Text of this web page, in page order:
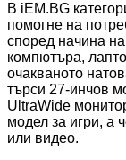
В iEM.BG
помогне на
според начина
компютъра,
очакваното
търси 27-инчов
UltraWide
модел за игри, а
или видео.